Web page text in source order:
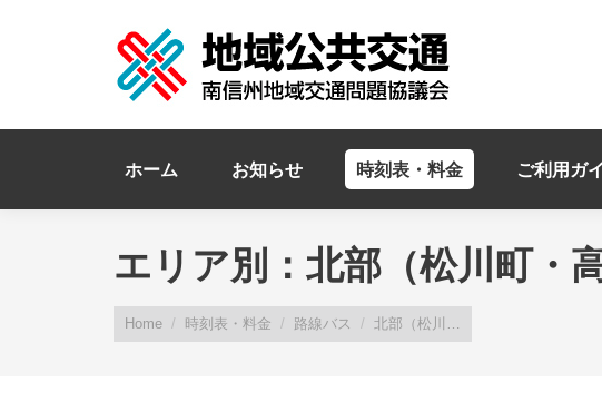
ホーム お知らせ 時刻表・料金 ご利用ガ
エリア別：北部（松川町・
Home 時刻表・料金 路線バス 北部（松川…